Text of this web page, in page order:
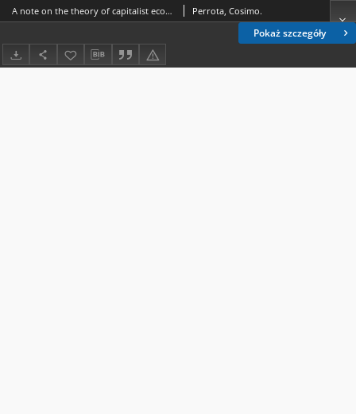
Pokaż szczegóły
A note on the theory of capitalist economic development in Rosa Luxemburg Perrota, Cosimo.